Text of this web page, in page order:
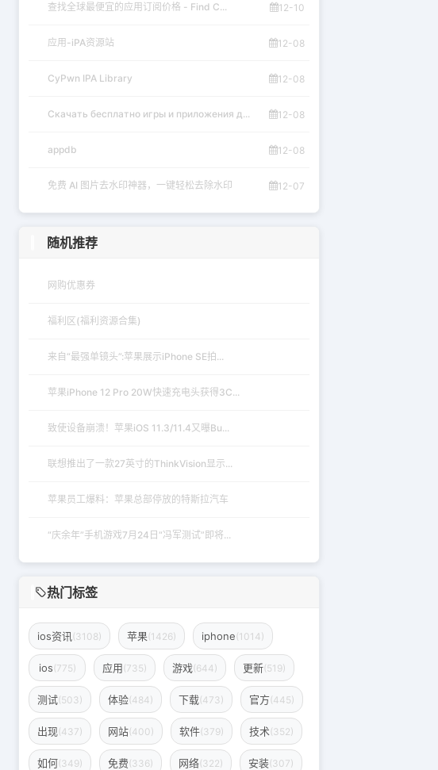
查找全球最便宜的应用订阅价格 - Find C... 12-10
应用-iPA资源站 12-08
CyPwn IPA Library 12-08
Скачать бесплатно игры и приложения д... 12-08
appdb 12-08
免费 AI 图片去水印神器，一键轻松去除水印 12-07
随机推荐
网购优惠券
福利区(福利资源合集)
来自“最强单镜头”:苹果展示iPhone SE拍...
苹果iPhone 12 Pro 20W快速充电头获得3C...
致使设备崩溃！苹果iOS 11.3/11.4又曝Bu...
联想推出了一款27英寸的ThinkVision显示...
苹果员工爆料：苹果总部停放的特斯拉汽车
“庆余年”手机游戏7月24日“冯军测试”即将...
热门标签
ios资讯 (3108) 苹果(1426) iphone(1014)
ios(775) 应用(735) 游戏(644) 更新(519)
测试(503) 体验(484) 下载(473) 官方(445)
出现(437) 网站(400) 软件(379) 技术(352)
如何(349) 免费(336) 网络(322) 安装(307)